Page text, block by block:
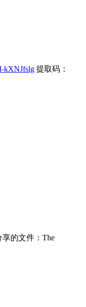
kXNJfslg 提取码：
享的文件：The